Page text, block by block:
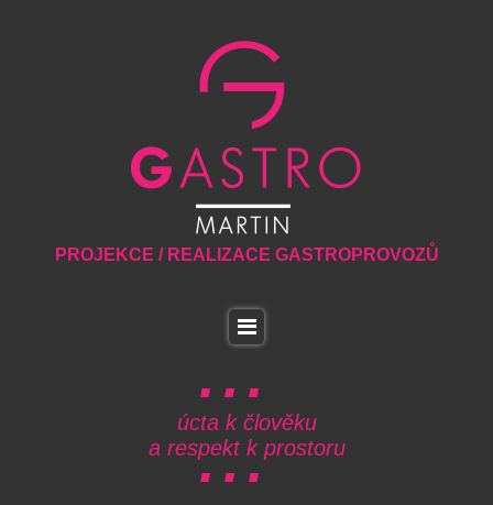
PROJEKCE / REALIZACE GASTROPROVOZŮ
úcta k člověku
a respekt k prostoru